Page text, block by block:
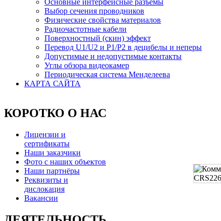
Основные интерфейсные разъёмы
Выбор сечения проводников
Физические свойства материалов
Радиочастотные кабели
Поверхностный (скин) эффект
Перевод U1/U2 и P1/P2 в децибелы и неперы
Допустимые и недопустимые контакты
Углы обзора видеокамер
Периодическая система Менделеева
КАРТА САЙТА
КОРОТКО О НАС
Лицензии и
сертификаты
Наши заказчики
Фото с наших объектов
Наши партнёры
Реквизиты и
дислокация
Вакансии